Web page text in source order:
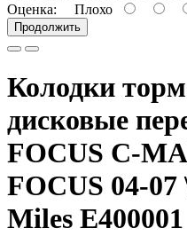
Оценка: Плохо
Продолжить
Колодки
дисковые
FOCUS C-
FOCUS 04-
Miles E400001